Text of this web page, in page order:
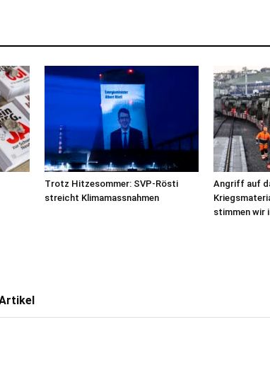
Trotz Hitzesommer: SVP-Rösti
streicht Klimamassnahmen
Angriff auf
stimmen wir